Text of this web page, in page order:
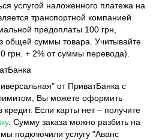
услугой наложенного платежа на
транспортной компанией
предоплаты 100 грн,
общей суммы товара. Учитывайте
грн. + 2% от суммы перевода).
от ПриватБанка с
Вы можете оформить
Если карты нет – получите
. Сумму заказа можно разбить на
подключили услугу "Аванс